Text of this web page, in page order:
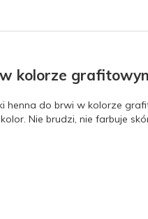
kolorze
do brwi w kolorze
Nie brudzi, nie farbuje